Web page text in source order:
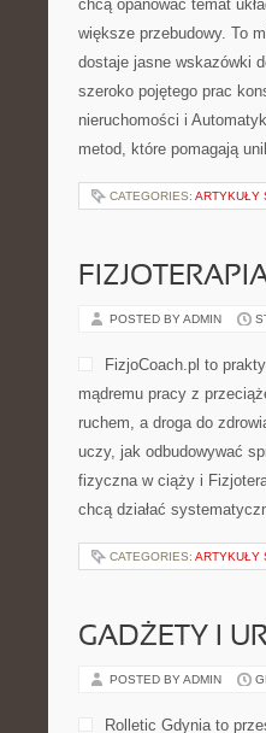
chcą opanować temat
większe przebudowy. To
dostaje jasne wskazówki
szeroko pojętego prac
nieruchomości i
metod, które pomagają
CATEGORIES: ARTYKUŁY
POSTED BY ADMIN
FizjoCoach.pl to
mądremu pracy z
ruchem, a droga do
uczy, jak odbudowywać
fizyczna w ciąży i
chcą działać
CATEGORIES: ARTYKUŁY
GADŻETY I
POSTED BY ADMIN
Rolletic Gdynia to